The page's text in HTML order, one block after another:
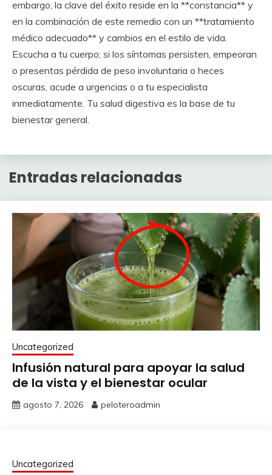
embargo, la clave del éxito reside en la **constancia** y
en la combinación de este remedio con un **tratamiento
médico adecuado** y cambios en el estilo de vida.
Escucha a tu cuerpo; si los síntomas persisten, empeoran
o presentas pérdida de peso involuntaria o heces
oscuras, acude a urgencias o a tu especialista
inmediatamente. Tu salud digestiva es la base de tu
bienestar general.
Entradas relacionadas
Uncategorized
Infusión natural para apoyar la salud
de la vista y el bienestar ocular
agosto 7, 2026 peloteroadmin
Uncategorized